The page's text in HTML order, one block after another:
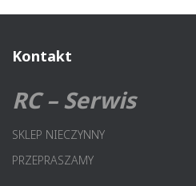
Kontakt
RC – Serwis
SKLEP NIECZYNNY
PRZEPRASZAMY